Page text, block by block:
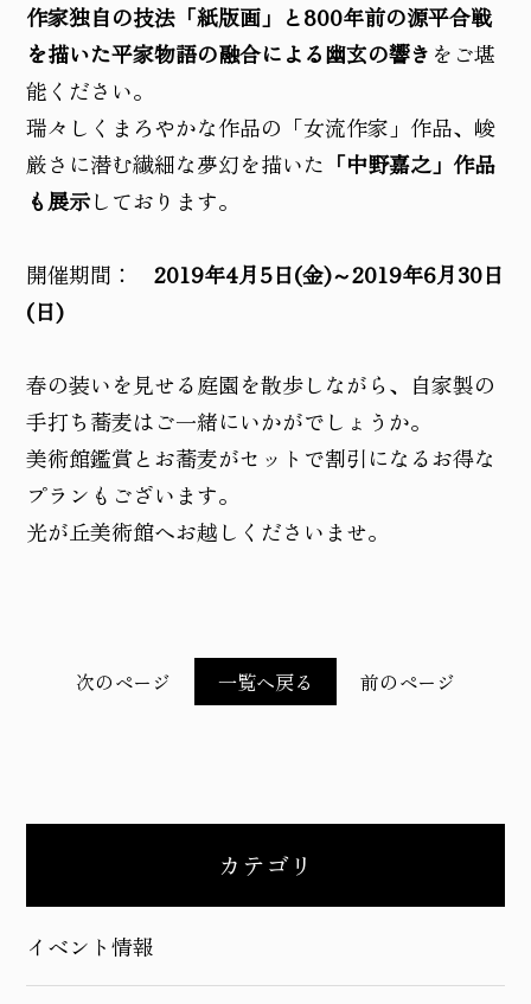
作家独自の技法「紙版画」と800年前の源平合戦
を描いた平家物語の融合による幽玄の響き をご堪
能ください。
瑞々しくまろやかな作品の「女流作家」作品、峻
厳さに潜む繊細な夢幻を描いた 「中野嘉之」作品
も展示しております。
開催期間：2019年4月5日(金)～2019年6月30日
(日)
春の装いを見せる庭園を散歩しながら、自家製の
手打ち蕎麦はご一緒にいかがでしょうか。
美術館鑑賞とお蕎麦がセットで割引になるお得な
プランもございます。
光が丘美術館へお越しくださいませ。
次のページ 一覧へ戻る 前のページ
カテゴリ
イベント情報